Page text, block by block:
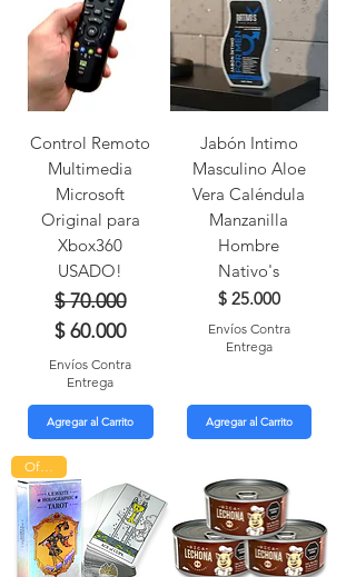
Control Remoto
Multimedia
Microsoft
Original para
Xbox360
USADO!
Precio
$ 70.000Precio de oferta
$ 60.000
Envíos Contra
Entrega
Agregar al Carrito
Jabón Intimo
Masculino Aloe
Vera Caléndula
Manzanilla
Hombre
Nativo's
Precio
$ 25.000
Envíos Contra
Entrega
Agregar al Carrito
Oferta!